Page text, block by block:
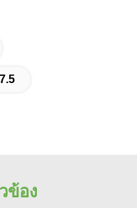
ข้อง